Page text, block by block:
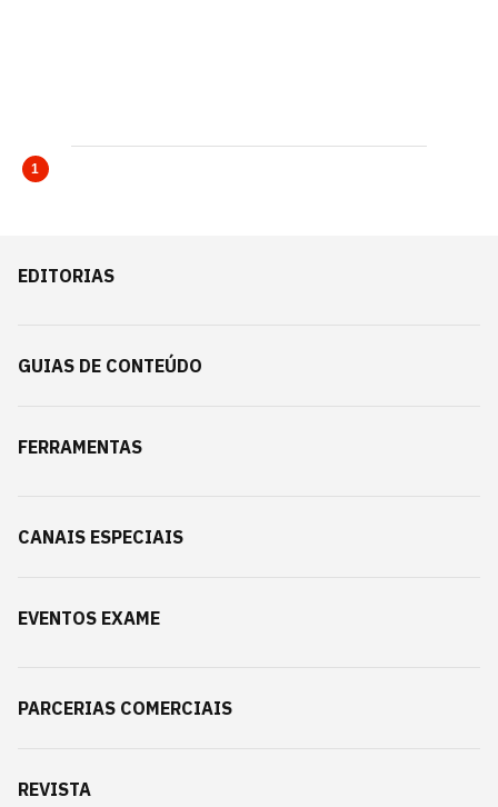
1
EDITORIAS
GUIAS DE CONTEÚDO
FERRAMENTAS
CANAIS ESPECIAIS
EVENTOS EXAME
PARCERIAS COMERCIAIS
REVISTA